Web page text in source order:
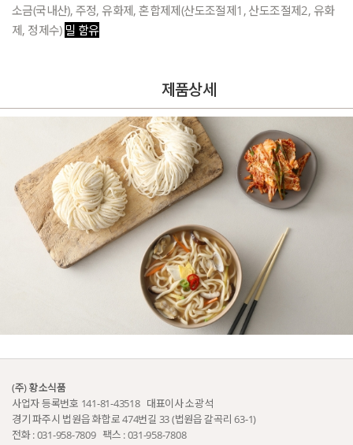
소금(국내산), 주정, 유화제, 혼합제제(산도조절제1, 산도조절제2, 유화
제, 정제수) 밀 함유
제품상세
(주) 황소식품
사업자 등록번호 141-81-43518 대표이사 소광석
경기 파주시 법원읍 화합로 474번길 33 (법원읍 갈곡리 63-1)
전화 : 031-958-7809 팩스 : 031-958-7808